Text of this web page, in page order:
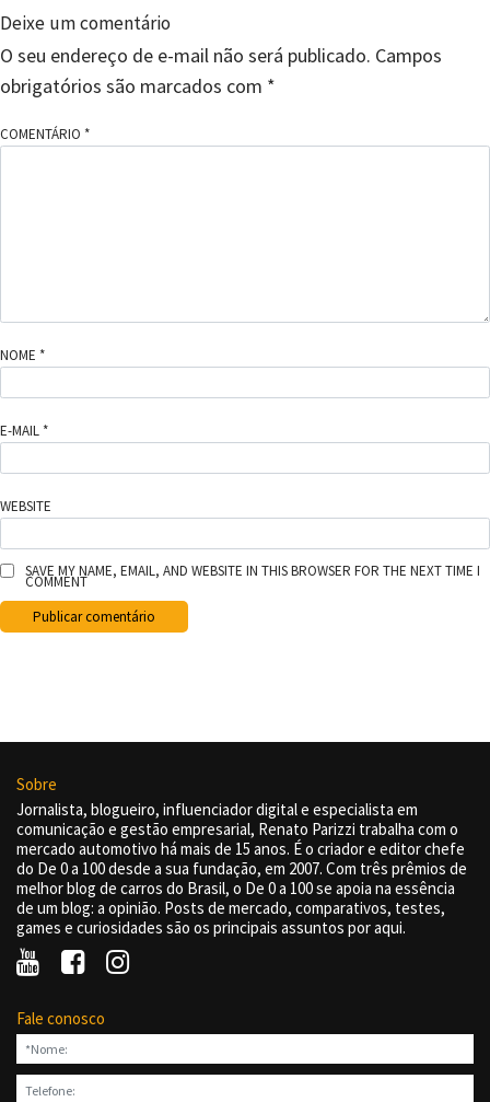
Deixe um comentário
O seu endereço de e-mail não será publicado. Campos
obrigatórios são marcados com *
COMENTÁRIO *
NOME *
E-MAIL *
WEBSITE
SAVE MY NAME, EMAIL, AND WEBSITE IN THIS BROWSER FOR THE NEXT TIME I
COMMENT
Sobre
Jornalista, blogueiro, influenciador digital e especialista em
comunicação e gestão empresarial, Renato Parizzi trabalha com o
mercado automotivo há mais de 15 anos. É o criador e editor chefe
do De 0 a 100 desde a sua fundação, em 2007. Com três prêmios de
melhor blog de carros do Brasil, o De 0 a 100 se apoia na essência
de um blog: a opinião. Posts de mercado, comparativos, testes,
games e curiosidades são os principais assuntos por aqui.
Fale conosco